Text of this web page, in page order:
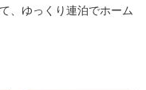
、ゆっくり連泊でホーム